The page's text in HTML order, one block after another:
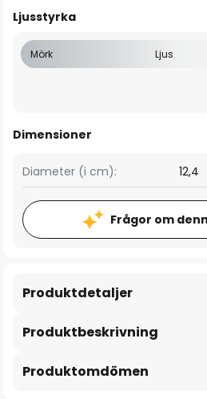
Ljusstyrka
Mörk Ljus
Dimensioner
Diameter (i cm): 12,4
Frågor om
Produktbeskrivning
Produktdetaljer
Produktomdömen